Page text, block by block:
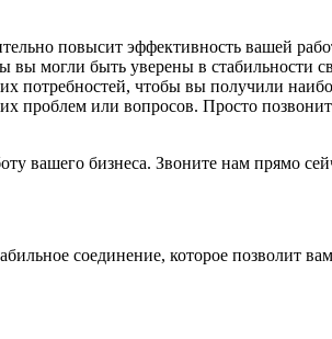
повысит эффективность вашей
вы могли быть уверены в стабильности
потребностей, чтобы вы получили
проблем или вопросов. Просто
вашего бизнеса. Звоните нам прямо
соединение, которое позволит